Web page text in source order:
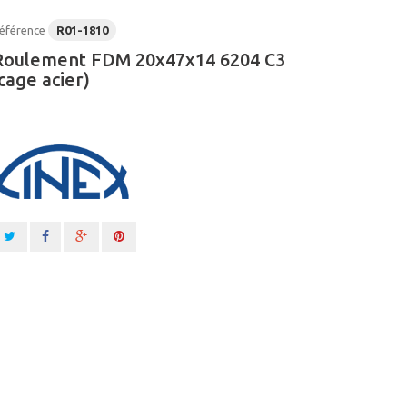
R01-1810
FDM 20x47x14 6204 C3
acier)